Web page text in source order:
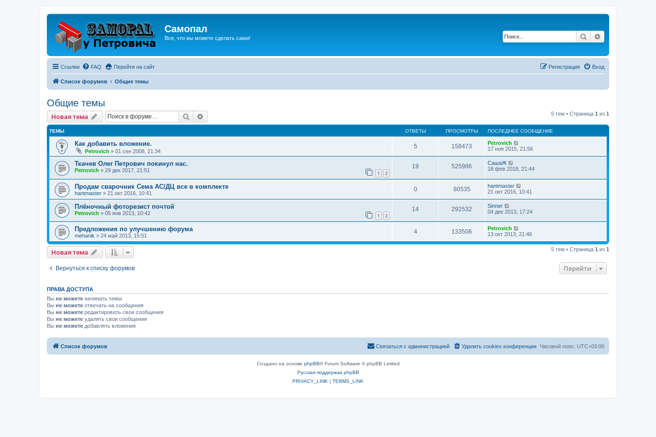
Самопал
Все, что вы можете сделать сами! Поиск
Ссылки FAQ Перейти на сайт Вход
Регистрация
Список форумов Общие темы
Общие темы
Новая тема Поиск 5 тем • Страница 1 из 1
ТЕМЫ ОТВЕТЫ ПРОСМОТРЫ ПОСЛЕДНЕЕ СООБЩЕНИЕ
Как добавить вложение.
Petrovich » 01 сен 2008, 21:34
5 158473
Petrovich
17 ноя 2015, 21:56
Ткачев Олег Петрович покинул нас.
Petrovich » 29 дек 2017, 21:51 1 2
19 525986
СашаЖ
18 фев 2018, 21:44
Продам сварочник Сема АС/ДЦ все в комплекте
hantmaster » 21 окт 2016, 10:41
0 80535
hantmaster
21 окт 2016, 10:41
Плёночный фоторезист почтой
Petrovich » 05 янв 2013, 10:42 1 2
14 292532
Sinner
04 дек 2013, 17:24
Предложения по улучшению форума
mehanik » 24 май 2013, 15:51
4 133506
Petrovich
13 окт 2013, 21:46
Новая тема 5 тем • Страница 1 из 1
Вернуться к списку форумов Перейти
ПРАВА ДОСТУПА
Вы не можете начинать темы
Вы не можете отвечать на сообщения
Вы не можете редактировать свои сообщения
Вы не можете удалять свои сообщения
Вы не можете добавлять вложения
Список форумов Часовой пояс: UTC+03:00
Удалить cookies конференции
Связаться с администрацией
Создано на основе phpBB® Forum Software © phpBB Limited
Русская поддержка phpBB
PRIVACY_LINK | TERMS_LINK